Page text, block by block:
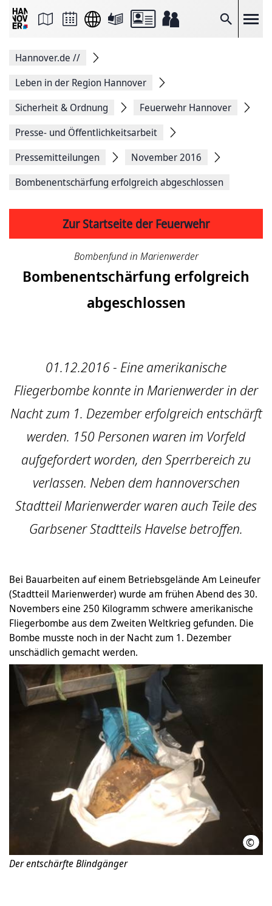
Suche
Seite
Facebook
teilen
Seitenlink
Seite
Hannover.de //
Leben in der Region Hannover
Sicherheit & Ordnung
Feuerwehr Hannover
Presse- und Öffentlichkeitsarbeit
Pressemitteilungen
November 2016
Bombenentschärfung erfolgreich abgeschlossen
Zur Startseite der Feuerwehr
Bombenfund in Marienwerder
Bombenentschärfung erfolgreich
abgeschlossen
01.12.2016 - Eine amerikanische
Fliegerbombe konnte in Marienwerder in der
Nacht zum 1. Dezember erfolgreich entschärft
werden. 150 Personen waren im Vorfeld
aufgefordert worden, den Sperrbereich zu
verlassen. Neben dem hannoverschen
Stadtteil Marienwerder waren auch Teile des
Garbsener Stadtteils Havelse betroffen.
Bei Bauarbeiten auf einem Betriebsgelände Am Leineufer
(Stadtteil Marienwerder) wurde am frühen Abend des 30.
Novembers eine 250 Kilogramm schwere amerikanische
Fliegerbombe aus dem Zweiten Weltkrieg gefunden. Die
Bombe musste noch in der Nacht zum 1. Dezember
unschädlich gemacht werden.
© LHH
Der entschärfte Blindgänger